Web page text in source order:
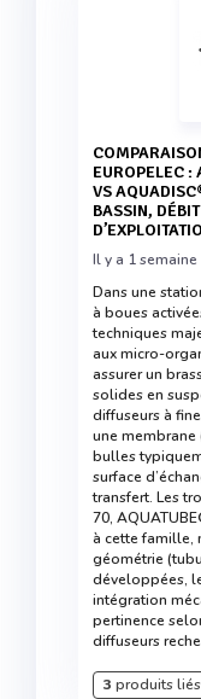
COMPARAISON DES DIFFUSEURS FINES BULLES
EUROPELEC :
VS
BASSIN,
Il y a 1 semaine
Dans une
à boues
techniques
aux micro-
assurer un
solides en
diffuseurs à
une membrane
bulles
surface
transfert. Les
70,
à cette famille,
géométrie
développées,
intégration
pertinence
diffuseurs
3 produits liés